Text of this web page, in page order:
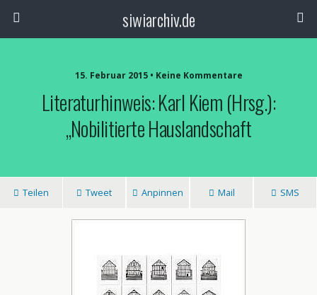
siwiarchiv.de
15. Februar 2015 • Keine Kommentare
Literaturhinweis: Karl Kiem (Hrsg.):
„Nobilitierte Hauslandschaft
Teilen Tweet Anpinnen Mail SMS